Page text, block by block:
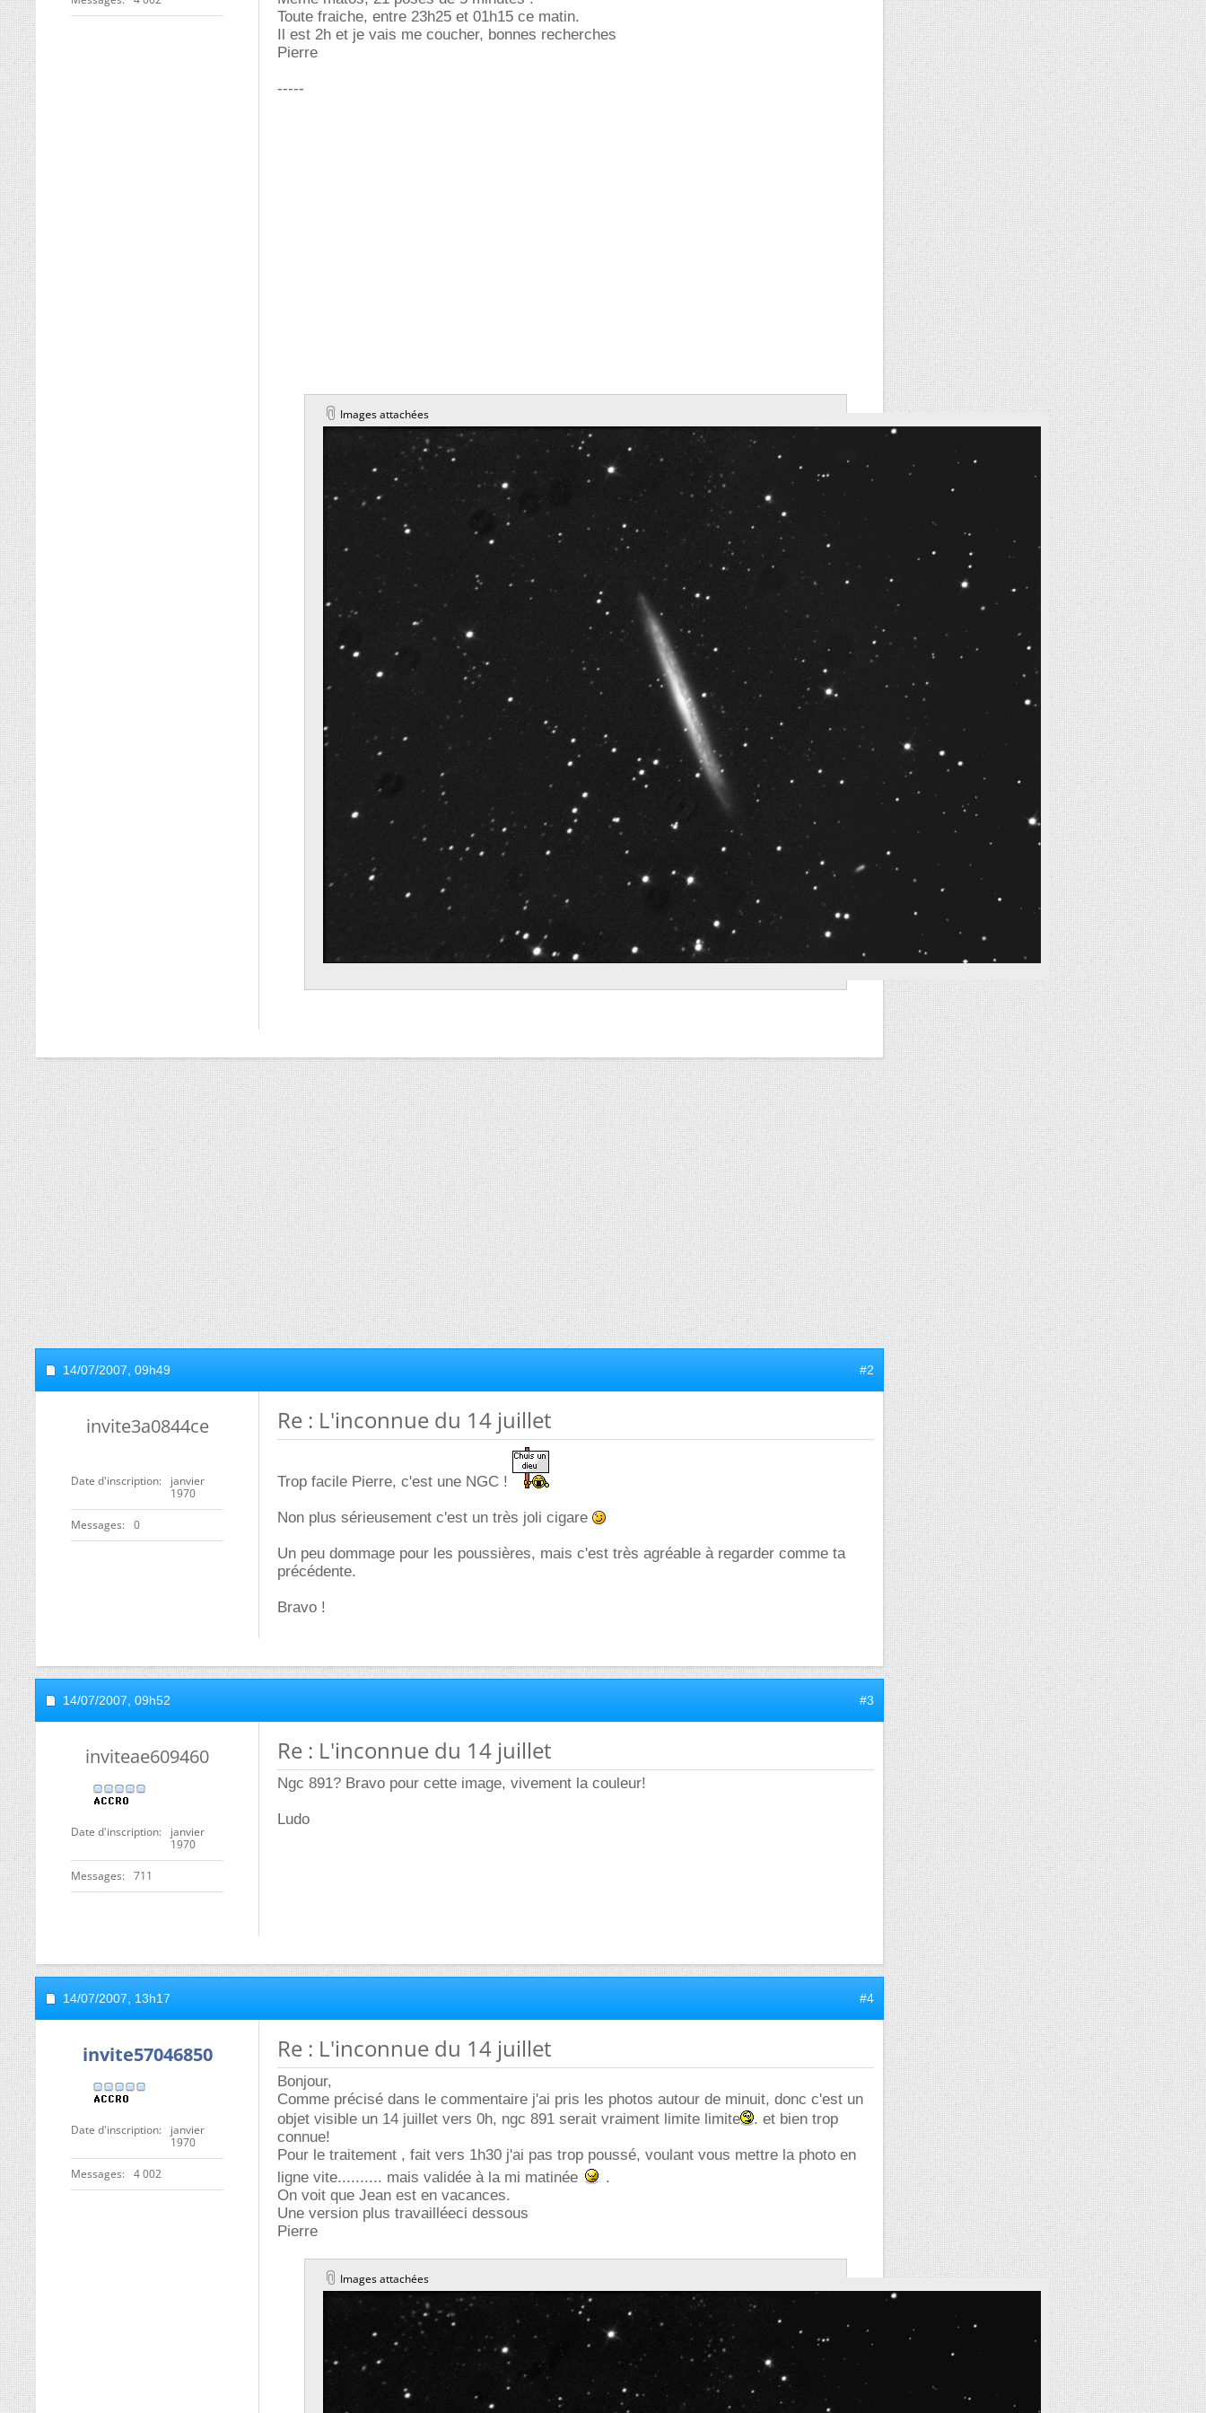
Toute fraiche, entre 23h25 et 01h15 ce matin.
Il est 2h et je vais me coucher, bonnes recherches
Pierre
-----
Images attachées
14/07/2007, 09h49 #2
invite3a0844ce
Date d'inscription
janvier
1970
Messages 0
Re : L'inconnue du 14 juillet
Trop facile Pierre, c'est une NGC !
Non plus sérieusement c'est un très joli cigare
Un peu dommage pour les poussières, mais c'est très agréable à regarder comme ta
précédente.
Bravo !
14/07/2007, 09h52 #3
inviteae609460
Date d'inscription
janvier
1970
Messages 711
Re : L'inconnue du 14 juillet
Ngc 891? Bravo pour cette image, vivement la couleur!
Ludo
14/07/2007, 13h17 #4
invite57046850
Date d'inscription
janvier
1970
Messages 4 002
Re : L'inconnue du 14 juillet
Bonjour,
Comme précisé dans le commentaire j'ai pris les photos autour de minuit, donc c'est un
objet visible un 14 juillet vers 0h, ngc 891 serait vraiment limite limite
. et bien trop
connue!
Pour le traitement , fait vers 1h30 j'ai pas trop poussé, voulant vous mettre la photo en
ligne vite.......... mais validée à la mi matinée
.
On voit que Jean est en vacances.
Une version plus travailléeci dessous
Pierre
Images attachées